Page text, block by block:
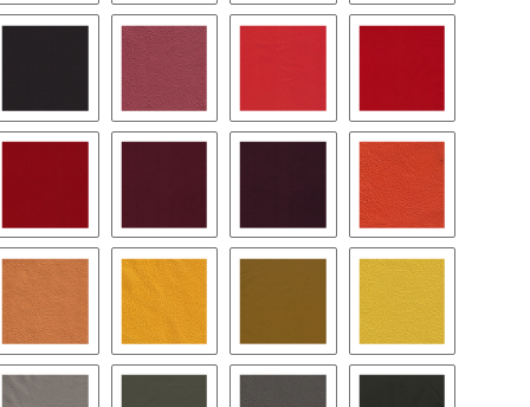
4350 - rosa 20144400 - rosa 20094450 - milka lila4500 - lavendel
4650 - purple 4700 - himbeere4750 - sunset 4800 - hellrot 11
4900 - supersoft / rot4950 - weinrot 5000 - bordeaux6000 - orange
6100 - aprikose6150 - papaya 6170 - melone 6200 - zitrone